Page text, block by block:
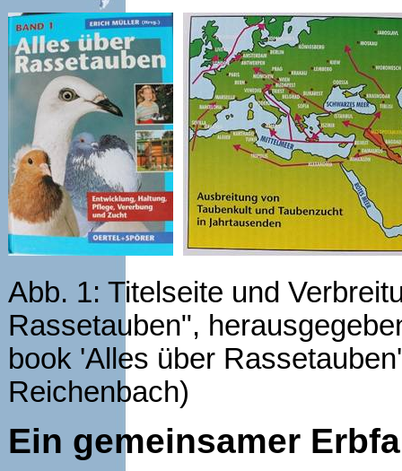
Abb. 1: Titelseite und
Rassetauben",
book 'Alles über
Reichenbach)
Ein gemeinsamer